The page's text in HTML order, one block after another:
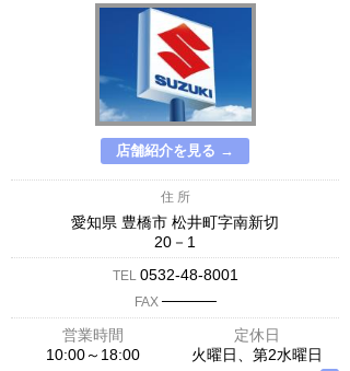
店舗紹介を見る →
住 所
愛知県 豊橋市 松井町字南新切
20－1
TEL 0532-48-8001
FAX ─────
営業時間
定休日
10:00～18:00
火曜日、第2水曜日